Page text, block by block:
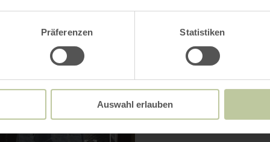
Präferenzen Statistiken
Auswahl erlauben